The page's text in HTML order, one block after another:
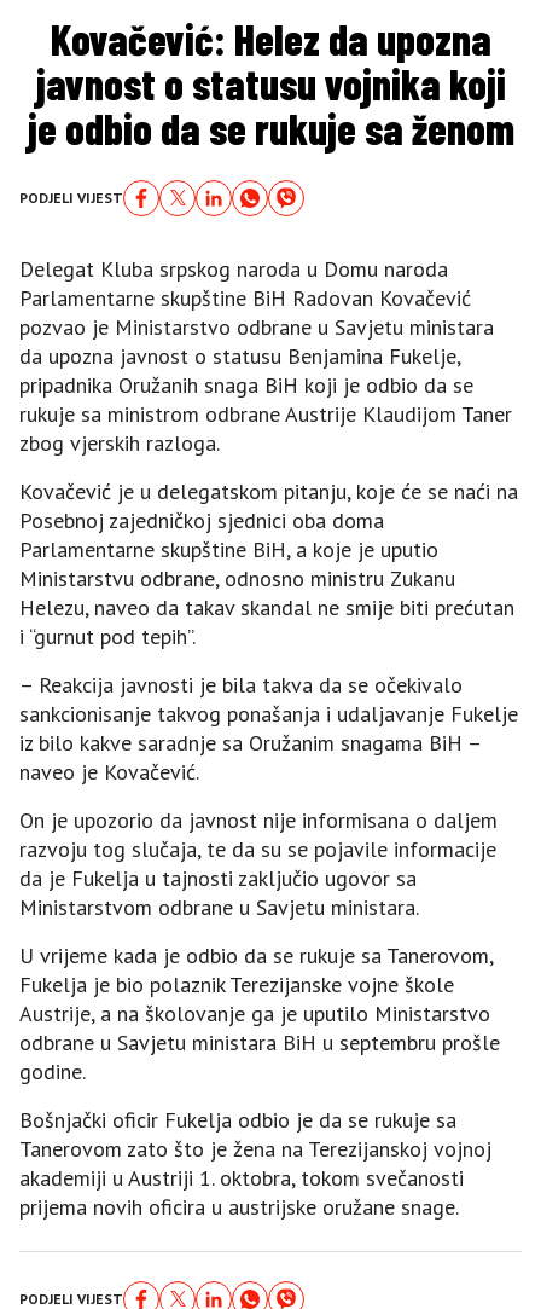
Kovačević: Helez da upozna
javnost o statusu vojnika koji
je odbio da se rukuje sa ženom
PODJELI VIJEST
Delegat Kluba srpskog naroda u Domu naroda
Parlamentarne skupštine BiH Radovan Kovačević
pozvao je Ministarstvo odbrane u Savjetu ministara
da upozna javnost o statusu Benjamina Fukelje,
pripadnika Oružanih snaga BiH koji je odbio da se
rukuje sa ministrom odbrane Austrije Klaudijom Taner
zbog vjerskih razloga.
Kovačević je u delegatskom pitanju, koje će se naći na
Posebnoj zajedničkoj sjednici oba doma
Parlamentarne skupštine BiH, a koje je uputio
Ministarstvu odbrane, odnosno ministru Zukanu
Helezu, naveo da takav skandal ne smije biti prećutan
i “gurnut pod tepih”.
– Reakcija javnosti je bila takva da se očekivalo
sankcionisanje takvog ponašanja i udaljavanje Fukelje
iz bilo kakve saradnje sa Oružanim snagama BiH –
naveo je Kovačević.
On je upozorio da javnost nije informisana o daljem
razvoju tog slučaja, te da su se pojavile informacije
da je Fukelja u tajnosti zaključio ugovor sa
Ministarstvom odbrane u Savjetu ministara.
U vrijeme kada je odbio da se rukuje sa Tanerovom,
Fukelja je bio polaznik Terezijanske vojne škole
Austrije, a na školovanje ga je uputilo Ministarstvo
odbrane u Savjetu ministara BiH u septembru prošle
godine.
Bošnjački oficir Fukelja odbio je da se rukuje sa
Tanerovom zato što je žena na Terezijanskoj vojnoj
akademiji u Austriji 1. oktobra, tokom svečanosti
prijema novih oficira u austrijske oružane snage.
PODJELI VIJEST